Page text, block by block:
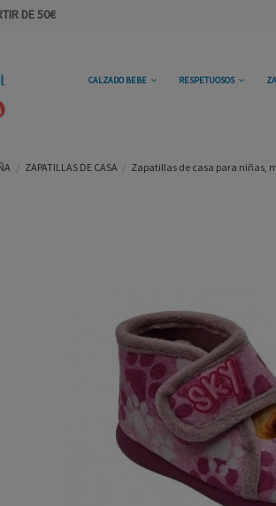
DE 50€
CALZADO BEBE RESPETUOSOS
ZAPATILLAS DE CASA Zapatillas de casa para niñas,